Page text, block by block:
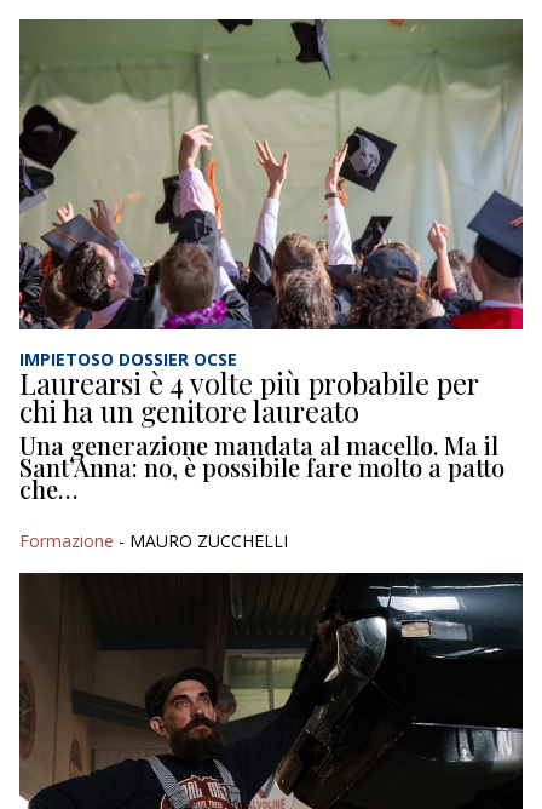
IMPIETOSO DOSSIER OCSE
Laurearsi è 4 volte più probabile per
chi ha un genitore laureato
Una generazione mandata al macello. Ma il
Sant’Anna: no, è possibile fare molto a patto
che…
Formazione - MAURO ZUCCHELLI